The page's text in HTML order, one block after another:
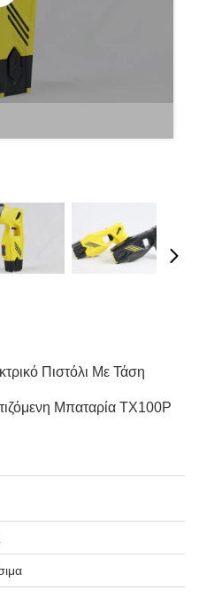
Πιστόλι Με Τάση
Μπαταρία TX100P